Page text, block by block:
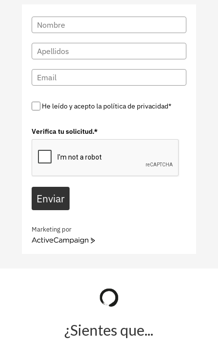
He leído y acepto la política de privacidad*
Verifica tu solicitud.*
Enviar
Marketing por
ActiveCampaign
¿Sientes que...